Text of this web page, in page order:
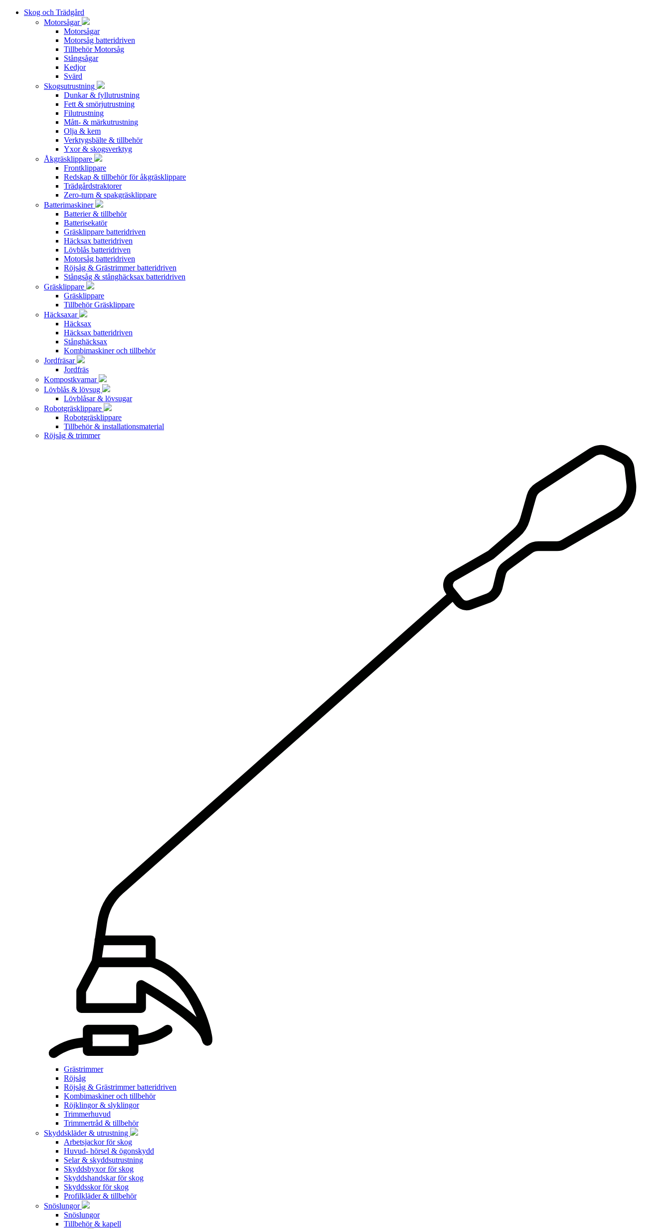
Skog och Trädgård
Motorsågar
Motorsågar
Motorsåg batteridriven
Tillbehör Motorsåg
Stångsågar
Kedjor
Svärd
Skogsutrustning
Dunkar & fyllutrustning
Fett & smörjutrustning
Filutrustning
Mått- & märkutrustning
Olja & kem
Verktygsbälte & tillbehör
Yxor & skogsverktyg
Åkgräsklippare
Frontklippare
Redskap & tillbehör för åkgräsklippare
Trädgårdstraktorer
Zero-turn & spakgräsklippare
Batterimaskiner
Batterier & tillbehör
Batterisekatör
Gräsklippare batteridriven
Häcksax batteridriven
Lövblås batteridriven
Motorsåg batteridriven
Röjsåg & Grästrimmer batteridriven
Stångsåg & stånghäcksax batteridriven
Gräsklippare
Gräsklippare
Tillbehör Gräsklippare
Häcksaxar
Häcksax
Häcksax batteridriven
Stånghäcksax
Kombimaskiner och tillbehör
Jordfräsar
Jordfräs
Kompostkvarnar
Lövblås & lövsug
Lövblåsar & lövsugar
Robotgräsklippare
Robotgräsklippare
Tillbehör & installationsmaterial
Röjsåg & trimmer
Grästrimmer
Röjsåg
Röjsåg & Grästrimmer batteridriven
Kombimaskiner och tillbehör
Röjklingor & slyklingor
Trimmerhuvud
Trimmertråd & tillbehör
Skyddskläder & utrustning
Arbetsjackor för skog
Huvud- hörsel & ögonskydd
Selar & skyddsutrustning
Skyddsbyxor för skog
Skyddshandskar för skog
Skyddsskor för skog
Profilkläder & tillbehör
Snöslungor
Snöslungor
Tillbehör & kapell